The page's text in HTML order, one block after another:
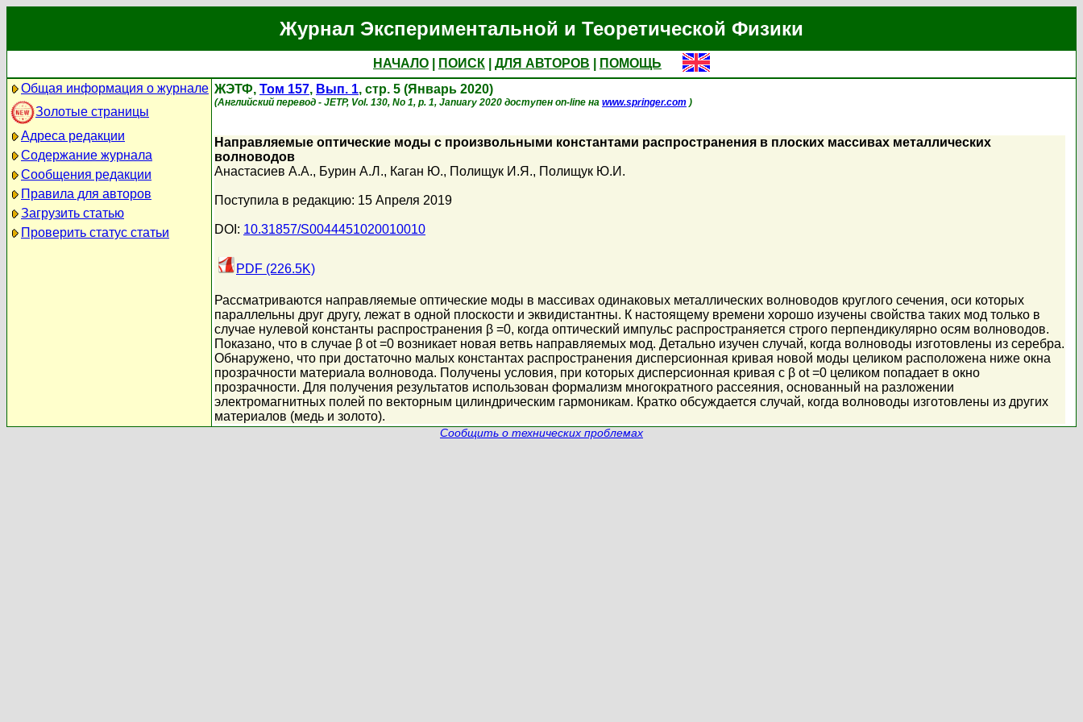
Журнал Экспериментальной и Теоретической Физики
НАЧАЛО ПОИСК ДЛЯ АВТОРОВ
ПОМОЩЬ
Общая информация о журнале
Золотые страницы
Адреса редакции
Содержание журнала
Сообщения редакции
Правила для авторов
Загрузить статью
Проверить статус статьи
ЖЭТФ, Том 157, Вып. 1, стр. 5 (Январь 2020)
(Английский перевод - JETP, Vol. 130, No 1, p. 1, January 2020 доступен on-line на www.springer.com )
Направляемые оптические моды с произвольными константами распространения в плоских массивах металлических
волноводов
Анастасиев А.А., Бурин А.Л., Каган Ю., Полищук И.Я., Полищук Ю.И.
Поступила в редакцию: 15 Апреля 2019
DOI: 10.31857/S0044451020010010
PDF (226.5K)
Рассматриваются направляемые оптические моды в массивах одинаковых металлических волноводов круглого сечения, оси которых
параллельны друг другу, лежат в одной плоскости и эквидистантны. К настоящему времени хорошо изучены свойства таких мод только в
случае нулевой константы распространения β =0, когда оптический импульс распространяется строго перпендикулярно осям волноводов.
Показано, что в случае β ot =0 возникает новая ветвь направляемых мод. Детально изучен случай, когда волноводы изготовлены из серебра.
Обнаружено, что при достаточно малых константах распространения дисперсионная кривая новой моды целиком расположена ниже окна
прозрачности материала волновода. Получены условия, при которых дисперсионная кривая с β ot =0 целиком попадает в окно
прозрачности. Для получения результатов использован формализм многократного рассеяния, основанный на разложении
электромагнитных полей по векторным цилиндрическим гармоникам. Кратко обсуждается случай, когда волноводы изготовлены из других
материалов (медь и золото).
Сообщить о технических проблемах